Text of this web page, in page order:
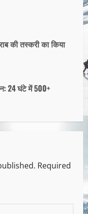
की तस्करी का किया
24 घंटे में 500+
Required